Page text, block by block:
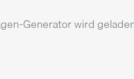
Generator wird